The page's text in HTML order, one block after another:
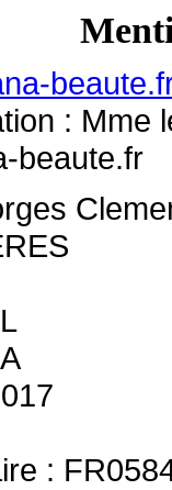
: Mme
beaute.fr
: